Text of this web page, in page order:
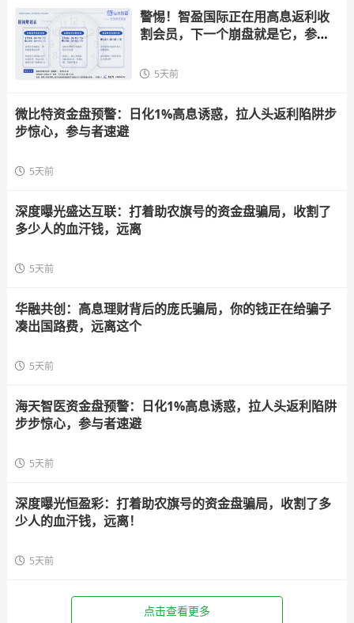
警惕！智盈国际正在用高息返利收
割会员，下一个崩盘就是它，参与
5天前
微比特资金盘预警：日化1%高息诱惑，拉人头返利陷阱步
步惊心，参与者速避
5天前
深度曝光盛达互联：打着助农旗号的资金盘骗局，收割了
多少人的血汗钱，远离
5天前
华融共创：高息理财背后的庞氏骗局，你的钱正在给骗子
凑出国路费，远离这个
5天前
海天智医资金盘预警：日化1%高息诱惑，拉人头返利陷阱
步步惊心，参与者速避
5天前
深度曝光恒盈彩：打着助农旗号的资金盘骗局，收割了多
少人的血汗钱，远离！
5天前
点击查看更多